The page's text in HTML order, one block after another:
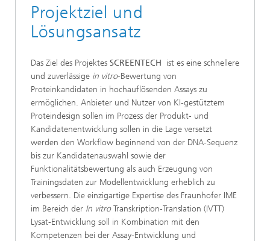
Projektziel und
Lösungsansatz
Das Ziel des Projektes SCREENTECH ist es eine schnellere
und zuverlässige in vitro-Bewertung von
Proteinkandidaten in hochauflösenden Assays zu
ermöglichen. Anbieter und Nutzer von KI-gestütztem
Proteindesign sollen im Prozess der Produkt- und
Kandidatenentwicklung sollen in die Lage versetzt
werden den Workflow beginnend von der DNA-Sequenz
bis zur Kandidatenauswahl sowie der
Funktionalitätsbewertung als auch Erzeugung von
Trainingsdaten zur Modellentwicklung erheblich zu
verbessern. Die einzigartige Expertise des Fraunhofer IME
im Bereich der In vitroTranskription-Translation (IVTT)
Lysat-Entwicklung soll in Kombination mit den
Kompetenzen bei der Assay-Entwicklung und